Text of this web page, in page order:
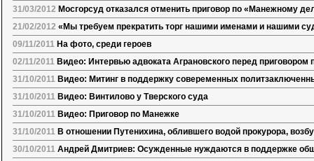
31/03/2012 Мосгорсуд отказался отменить приговор по «Манежному
21/02/2012 «Мы требуем прекратить торг нашими именами и нашими
09/11/2011 На фото, среди героев
02/11/2011 Видео: Интервью адвоката Аграновского перед приговором
31/10/2011 Видео: Митинг в поддержку совеременных
31/10/2011 Видео: Винтилово у Тверского суда
31/10/2011 Видео: Приговор по Манежке
31/10/2011 В отношении Путенихина, облившего водой прокурора,
30/10/2011 Андрей Дмитриев: Осужденные нуждаются в поддержке